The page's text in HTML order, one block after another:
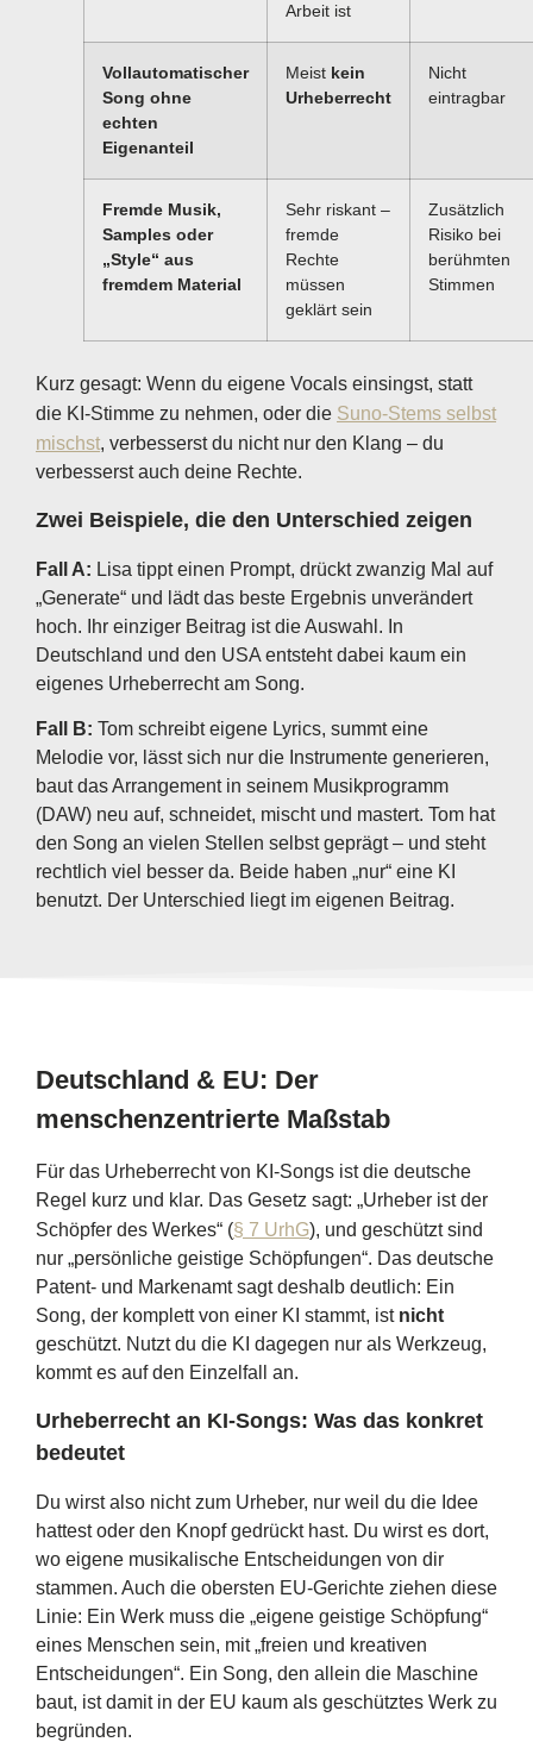
Arbeit ist
Vollautomatischer
Song ohne
echten
Eigenanteil
Meist kein
Urheberrecht
Nicht
eintragbar
Fremde Musik,
Samples oder
„Style“ aus
fremdem Material
Sehr riskant –
fremde
Rechte
müssen
geklärt sein
Zusätzlich
Risiko bei
berühmten
Stimmen
Kurz gesagt: Wenn du eigene Vocals einsingst, statt
die KI-Stimme zu nehmen, oder die Suno-Stems selbst
mischst, verbesserst du nicht nur den Klang – du
verbesserst auch deine Rechte.
Zwei Beispiele, die den Unterschied zeigen
Fall A: Lisa tippt einen Prompt, drückt zwanzig Mal auf
„Generate“ und lädt das beste Ergebnis unverändert
hoch. Ihr einziger Beitrag ist die Auswahl. In
Deutschland und den USA entsteht dabei kaum ein
eigenes Urheberrecht am Song.
Fall B: Tom schreibt eigene Lyrics, summt eine
Melodie vor, lässt sich nur die Instrumente generieren,
baut das Arrangement in seinem Musikprogramm
(DAW) neu auf, schneidet, mischt und mastert. Tom hat
den Song an vielen Stellen selbst geprägt – und steht
rechtlich viel besser da. Beide haben „nur“ eine KI
benutzt. Der Unterschied liegt im eigenen Beitrag.
Deutschland & EU: Der
menschenzentrierte Maßstab
Für das Urheberrecht von KI-Songs ist die deutsche
Regel kurz und klar. Das Gesetz sagt: „Urheber ist der
Schöpfer des Werkes“ (§ 7 UrhG), und geschützt sind
nur „persönliche geistige Schöpfungen“. Das deutsche
Patent- und Markenamt sagt deshalb deutlich: Ein
Song, der komplett von einer KI stammt, ist nicht
geschützt. Nutzt du die KI dagegen nur als Werkzeug,
kommt es auf den Einzelfall an.
Urheberrecht an KI-Songs: Was das konkret
bedeutet
Du wirst also nicht zum Urheber, nur weil du die Idee
hattest oder den Knopf gedrückt hast. Du wirst es dort,
wo eigene musikalische Entscheidungen von dir
stammen. Auch die obersten EU-Gerichte ziehen diese
Linie: Ein Werk muss die „eigene geistige Schöpfung“
eines Menschen sein, mit „freien und kreativen
Entscheidungen“. Ein Song, den allein die Maschine
baut, ist damit in der EU kaum als geschütztes Werk zu
begründen.